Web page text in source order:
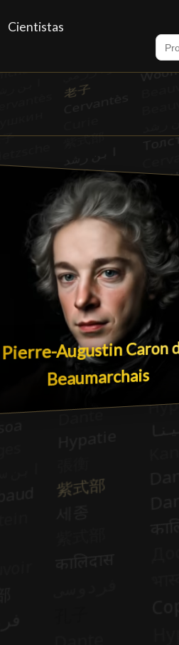
Cientistas
Pierre-Augustin Caron
Beaumarchais